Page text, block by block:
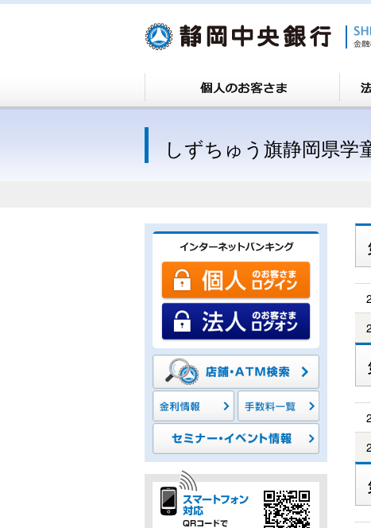
しずちゅう旗静岡県学